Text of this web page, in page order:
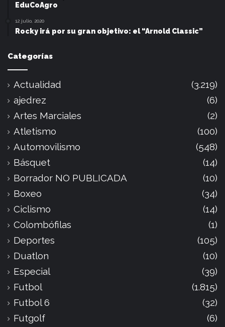
EduCoAgro
12 julio, 2020
Rocky irá por su gran objetivo: el “Arnold Classic”
Categorías
Actualidad
(3.219)
ajedrez
(6)
Artes Marciales
(2)
Atletismo
(100)
Automovilismo
(548)
Básquet
(14)
Borrador NO PUBLICADA
(10)
Boxeo
(34)
Ciclismo
(14)
Colombófilas
(1)
Deportes
(105)
Duatlon
(10)
Especial
(39)
Futbol
(1.815)
Futbol 6
(32)
Futgolf
(6)